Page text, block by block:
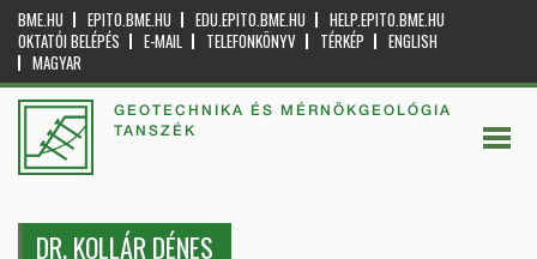
BME.HU EPITO.BME.HU EDU.EPITO.BME.HU
HELP.EPITO.BME.HU
OKTATÓI BELÉPÉS
E-MAIL TELEFONKÖNYV TÉRKÉP
ENGLISH
MAGYAR
GEOTECHNIKA ÉS MÉRNÖKGEOLÓGIA
TANSZÉK
DR. KOLLÁR DÉNES